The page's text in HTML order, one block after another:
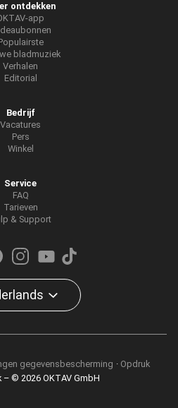
ontdekken
app
bladmuziek
Verhalen
Editorial
Bedrijf
Vacatures
Pers
Winkel
Service
FAQ
Tarieven
& Support
gegevensbescherming
Opdruk
© 2026 OKTAV GmbH